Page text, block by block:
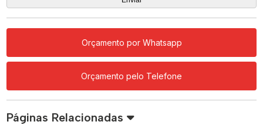
Orçamento por Whatsapp
Orçamento pelo Telefone
Páginas Relacionadas